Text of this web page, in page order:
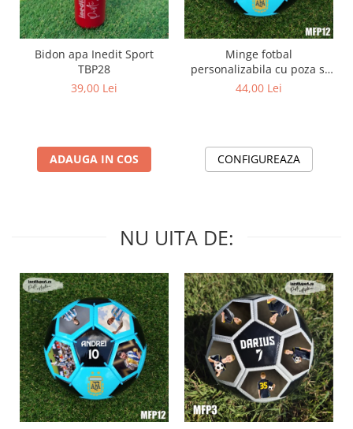
Bidon apa Inedit Sport
TBP28
39,00 Lei
ADAUGA IN COS
Minge fotbal
personalizabila cu poza si
text MFN12
44,00 Lei
CONFIGUREAZA
NU UITA DE: